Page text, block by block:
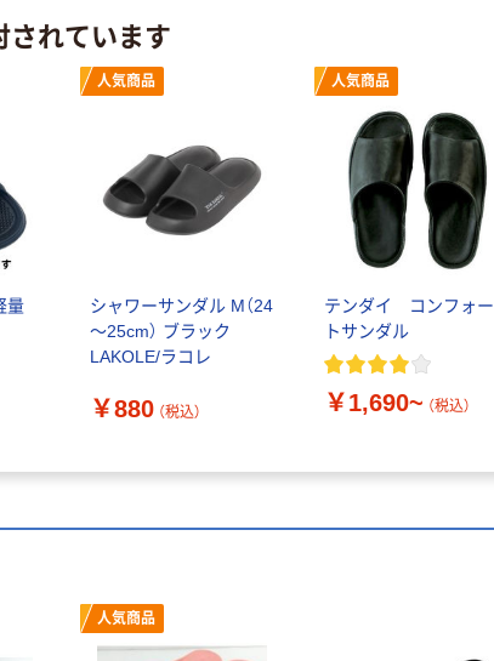
されています
量
人気商品
シャワーサンダル M（24
～25cm） ブラック
LAKOLE/ラコレ
￥880 （税込）
人気商品
テンダイ コンフォー
トサンダル
￥1,690~ （税込）
人気商品